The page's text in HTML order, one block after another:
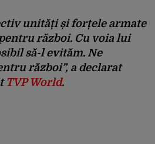
unități și forțele armate
război. Cu voia lui
să-l evităm. Ne
război”, a declarat
TVP World.